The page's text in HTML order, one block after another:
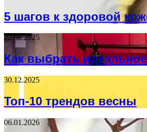
5 шагов к здоровой
22.08.2025
Как выбрать
30.12.2025
Топ-10 трендов весны
06.01.2026